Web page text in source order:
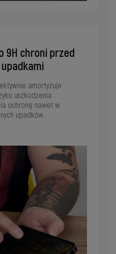
9H chroni przed
amortyzuje
uszkodzenia
ochronę nawet w
upadków.